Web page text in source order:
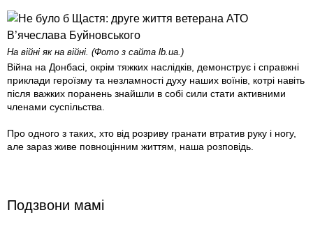
На війні як на війні. (Фото з сайта lb.ua.)
Війна на Донбасі, окрім тяжких наслідків, демонструє і справжні
приклади героїзму та незламності духу наших воїнів, котрі навіть
після важких поранень знайшли в собі сили стати активними
членами суспільства.
Про одного з таких, хто від розриву гранати втратив руку і ногу,
але зараз живе повноцінним життям, наша розповідь.
Подзвони мамі